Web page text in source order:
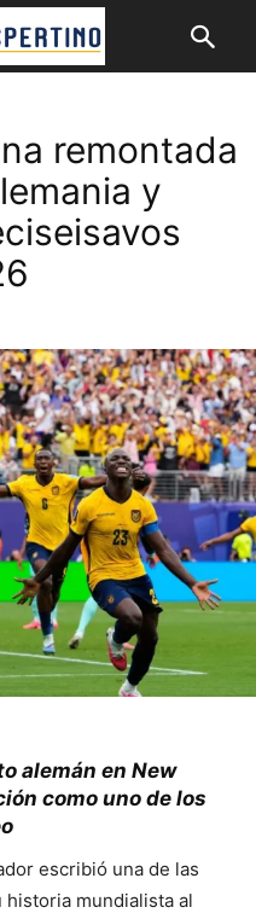
remontada
y
alemán en New
como uno de los
escribió una de las
historia mundialista al